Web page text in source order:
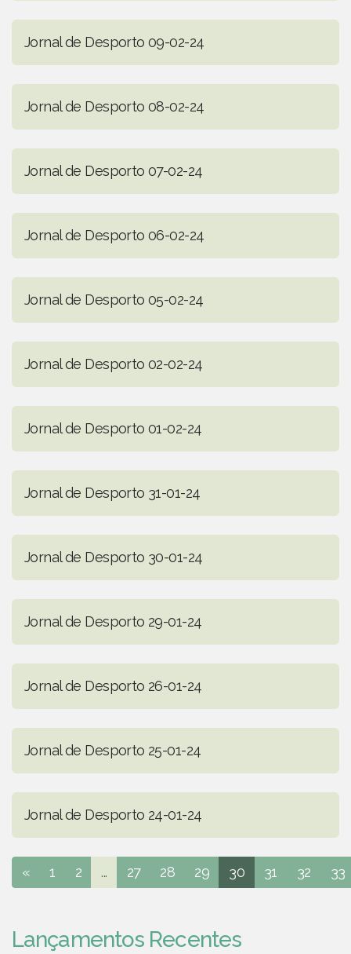
Jornal de Desporto 09-02-24
Jornal de Desporto 08-02-24
Jornal de Desporto 07-02-24
Jornal de Desporto 06-02-24
Jornal de Desporto 05-02-24
Jornal de Desporto 02-02-24
Jornal de Desporto 01-02-24
Jornal de Desporto 31-01-24
Jornal de Desporto 30-01-24
Jornal de Desporto 29-01-24
Jornal de Desporto 26-01-24
Jornal de Desporto 25-01-24
Jornal de Desporto 24-01-24
« 1 2 ... 27 28 29 30 31 32 33
Lançamentos Recentes